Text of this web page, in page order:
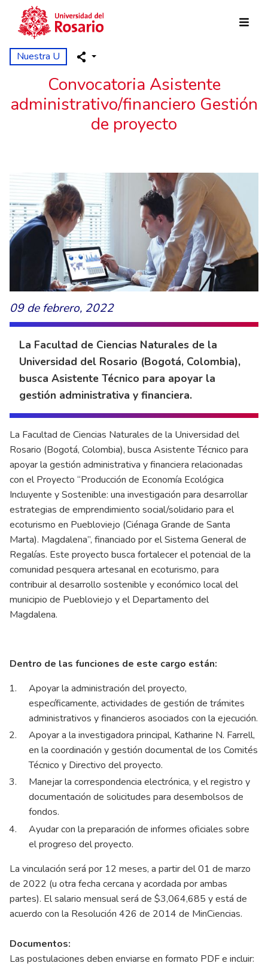
Pasar al contenido principal
Nuestra U
Convocatoria Asistente
administrativo/financiero Gestión
de proyecto
09 de febrero, 2022
La Facultad de Ciencias Naturales de la
Universidad del Rosario (Bogotá, Colombia),
busca Asistente Técnico para apoyar la
gestión administrativa y financiera.
La Facultad de Ciencias Naturales de la Universidad del
Rosario (Bogotá, Colombia), busca Asistente Técnico para
apoyar la gestión administrativa y financiera relacionadas
con el Proyecto “Producción de Economía Ecológica
Incluyente y Sostenible: una investigación para desarrollar
estrategias de emprendimiento social/solidario para el
ecoturismo en Puebloviejo (Ciénaga Grande de Santa
Marta). Magdalena”, financiado por el Sistema General de
Regalías. Este proyecto busca fortalecer el potencial de la
comunidad pesquera artesanal en ecoturismo, para
contribuir al desarrollo sostenible y económico local del
municipio de Puebloviejo y el Departamento del
Magdalena.
Dentro de las funciones de este cargo están:
Apoyar la administración del proyecto,
específicamente, actividades de gestión de trámites
administrativos y financieros asociados con la ejecución.
Apoyar a la investigadora principal, Katharine N. Farrell,
en la coordinación y gestión documental de los Comités
Técnico y Directivo del proyecto.
Manejar la correspondencia electrónica, y el registro y
documentación de solicitudes para desembolsos de
fondos.
Ayudar con la preparación de informes oficiales sobre
el progreso del proyecto.
La vinculación será por 12 meses, a partir del 01 de marzo
de 2022 (u otra fecha cercana y acordada por ambas
partes). El salario mensual será de $3,064,685 y está de
acuerdo con la Resolución 426 de 2014 de MinCiencias.
Documentos:
Las postulaciones deben enviarse en formato PDF e incluir: